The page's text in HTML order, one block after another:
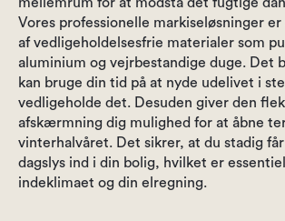
Vores professionelle markiseløsninger
af vedligeholdelsesfrie materialer som
aluminium og vejrbestandige duge. Det
kan bruge din tid på at nyde udelivet i
vedligeholde det. Desuden giver den
afskærmning dig mulighed for at åbne
vinterhalvåret. Det sikrer, at du stadig
dagslys ind i din bolig, hvilket er
indeklimaet og din elregning.